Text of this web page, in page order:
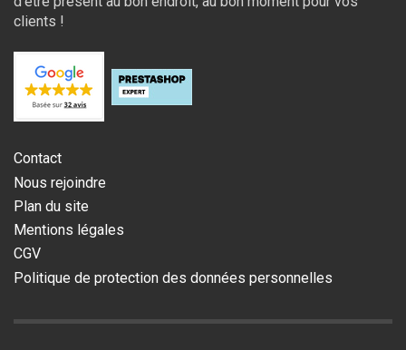
clients !
Contact
Nous rejoindre
Plan du site
Mentions légales
CGV
Politique de protection des données personnelles